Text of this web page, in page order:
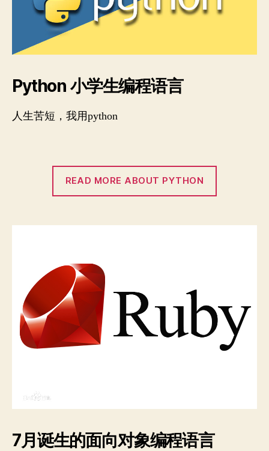
Python 小学生编程语言
人生苦短，我用python
READ MORE ABOUT PYTHON
7月诞生的面向对象编程语言